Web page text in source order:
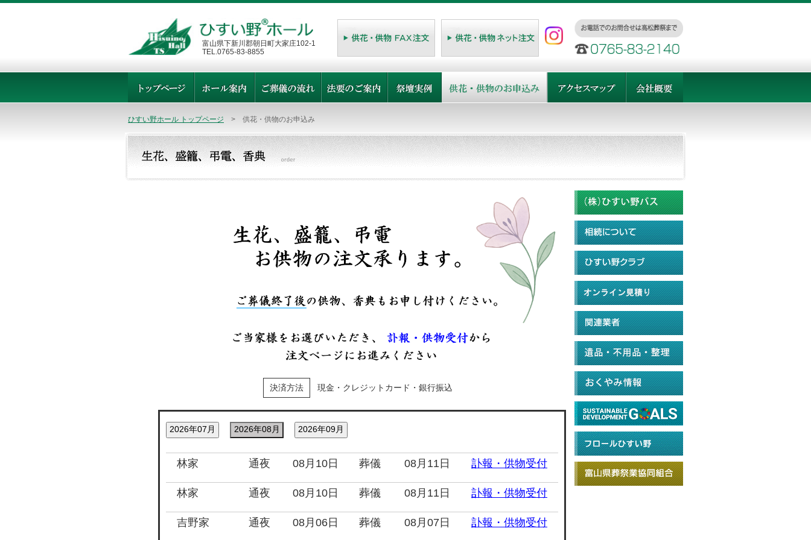
富山県下新川郡朝日町大家庄102-1
TEL.0765-83-8855
ひすい野ホール トップページ > 供花・供物のお申込み
決済方法 現金・クレジットカード・銀行振込
2026年07月 2026年08月 2026年09月
林家 通夜 08月10日 葬儀 08月11日 訃報・供物受付
林家 通夜 08月10日 葬儀 08月11日 訃報・供物受付
吉野家 通夜 08月06日 葬儀 08月07日 訃報・供物受付